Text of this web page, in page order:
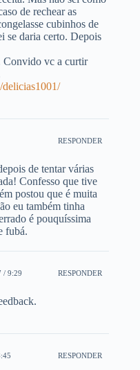
de rechear as
cubinhos de
se daria certo. Depois
Convido vc a curtir
RESPONDER
de tentar várias
Confesso que tive
postou que é muita
eu também tinha
é pouquíssima
fubá.
/ 9:29 RESPONDER
RESPONDER